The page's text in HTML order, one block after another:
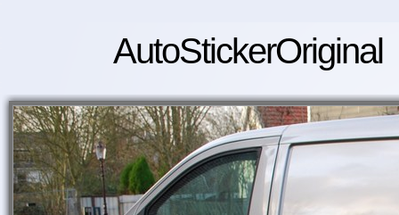
AutoStickerOriginal